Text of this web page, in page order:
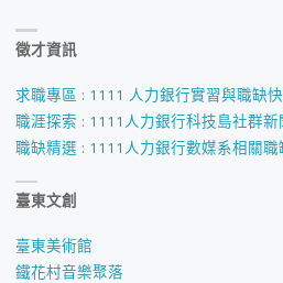
徵才資訊
求職專區 : 1111 人力銀行實習與職缺
職涯探索 : 1111人力銀行科技島社群新
職缺精選 : 1111人力銀行數媒系相關職
臺東文創
臺東美術館
鐵花村音樂聚落